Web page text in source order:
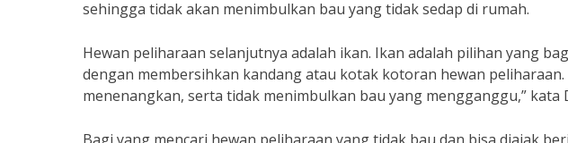
sehingga tidak akan menimbulkan bau yang tidak sedap di rumah.
Hewan peliharaan selanjutnya adalah ikan. Ikan adalah pilihan yang
dengan membersihkan kandang atau kotak kotoran hewan peliharaan.
menenangkan, serta tidak menimbulkan bau yang mengganggu,” kata